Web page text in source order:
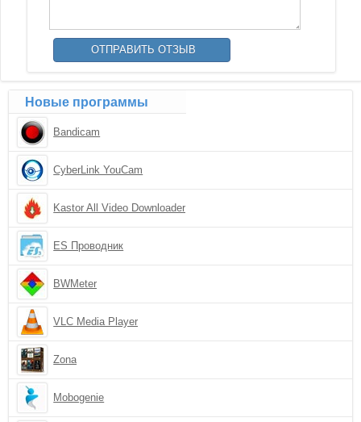
Новые программы
Bandicam
CyberLink YouCam
Kastor All Video Downloader
ES Проводник
BWMeter
VLC Media Player
Zona
Mobogenie